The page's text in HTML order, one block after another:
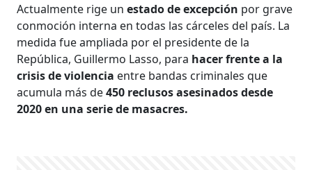
Actualmente rige un estado de excepción por grave
conmoción interna en todas las cárceles del país. La
medida fue ampliada por el presidente de la
República, Guillermo Lasso, para hacer frente a la
crisis de violencia entre bandas criminales que
acumula más de450 reclusos asesinados desde
2020 en una serie de masacres.